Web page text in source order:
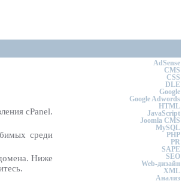
cPanel.
среди
Ниже
AdSense
CMS
CSS
DLE
Google
Google Adwords
HTML
JavaScript
Joomla CMS
MySQL
PHP
PR
SAPE
SEO
Web-дизайн
XML
Анализ